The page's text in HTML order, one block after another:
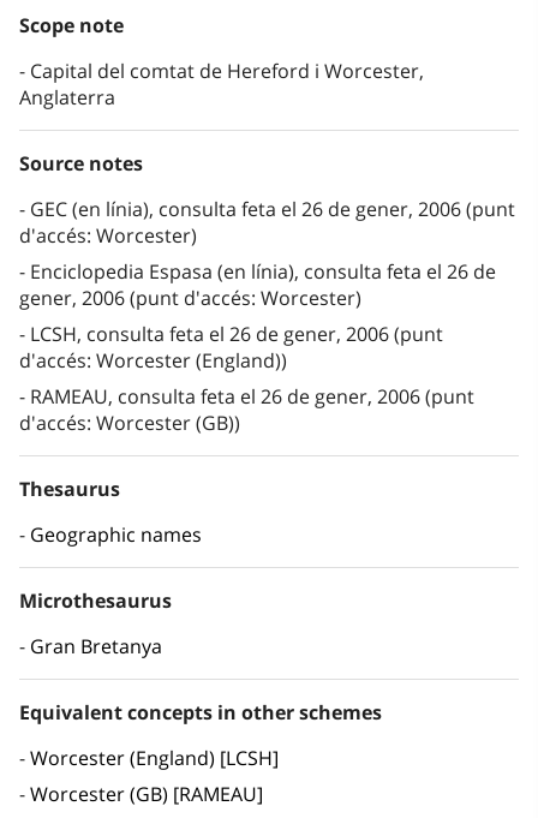
Scope note
Capital del comtat de Hereford i Worcester,
Anglaterra
Source notes
GEC (en línia), consulta feta el 26 de gener, 2006 (punt
d'accés: Worcester)
Enciclopedia Espasa (en línia), consulta feta el 26 de
gener, 2006 (punt d'accés: Worcester)
LCSH, consulta feta el 26 de gener, 2006 (punt
d'accés: Worcester (England))
RAMEAU, consulta feta el 26 de gener, 2006 (punt
d'accés: Worcester (GB))
Thesaurus
Geographic names
Microthesaurus
Gran Bretanya
Equivalent concepts in other schemes
Worcester (England) [LCSH]
Worcester (GB) [RAMEAU]